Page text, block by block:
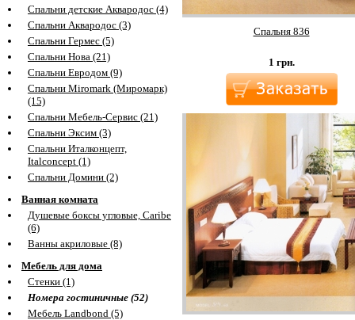
Спальни детские Аквародос (4)
Спальни Аквародос (3)
Спальни Гермес (5)
Спальни Нова (21)
Спальни Евродом (9)
Спальни Miromark (Миромарк)
(15)
Спальни Мебель-Сервис (21)
Спальни Эксим (3)
Спальни Италконцепт,
Italconcept (1)
Спальни Домини (2)
Ванная комната
Душевые боксы угловые, Caribe
(6)
Ванны акриловые (8)
Мебель для дома
Стенки (1)
Номера гостиничные (52)
Мебель Landbond (5)
Спальня 836
1 грн.